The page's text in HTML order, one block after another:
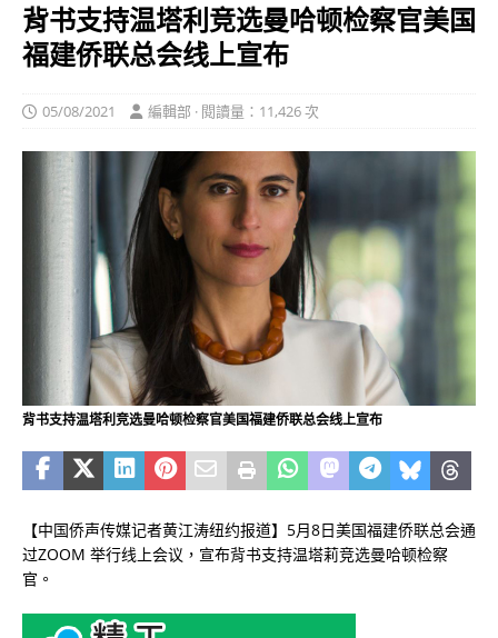
背书支持温塔利竞选曼哈顿检察官美国
福建侨联总会线上宣布
05/08/2021 編輯部 · 閱讀量：11,426 次
背书支持温塔利竞选曼哈顿检察官美国福建侨联总会线上宣布
【中国侨声传媒记者黄江涛纽约报道】5月8日美国福建侨联总会通
过ZOOM 举行线上会议，宣布背书支持温塔莉竞选曼哈顿检察
官。